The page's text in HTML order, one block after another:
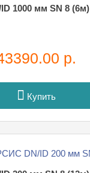
1000 мм SN 8 (6м)
р.
Купить